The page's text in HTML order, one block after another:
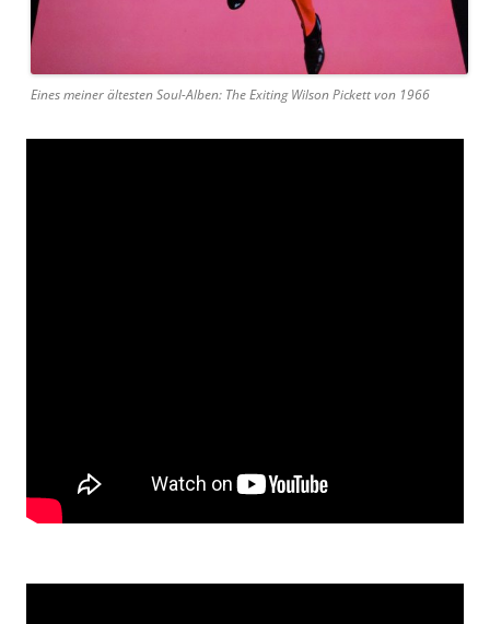
Eines meiner ältesten Soul-Alben: The Exiting Wilson Pickett von 1966